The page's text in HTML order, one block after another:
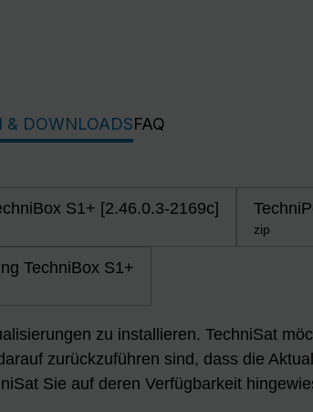
& DOWNLOADSFAQ
S1+ [2.46.0.3-2169c]
zip
TechniBox S1+
zu installieren. TechniSat
zurückzuführen sind, dass die
Sie auf deren Verfügbarkeit